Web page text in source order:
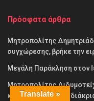
Πρόσφατα άρθρα
Μητροπολίτης
συγχώρεσης, βρήκε την
Μεγάλη Παράκληση στον
Μητροπολίτης
καθαρή καρδιά και
Translate »